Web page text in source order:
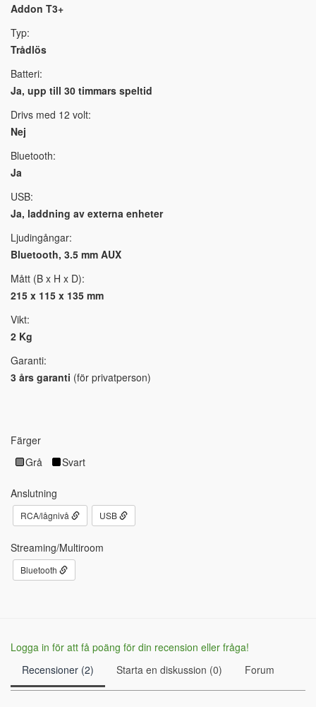
Addon T3+
Typ:
Trådlös
Batteri:
Ja, upp till 30 timmars speltid
Drivs med 12 volt:
Nej
Bluetooth:
Ja
USB:
Ja, laddning av externa enheter
Ljudingångar:
Bluetooth, 3.5 mm AUX
Mått (B x H x D):
215 x 115 x 135 mm
Vikt:
2 Kg
Garanti:
3 års garanti (för privatperson)
Färger
Grå
Svart
Anslutning
RCA/lågnivå USB
Streaming/Multiroom
Bluetooth
Logga in för att få poäng för din recension eller fråga!
Recensioner (2)
Starta en diskussion (0) Forum